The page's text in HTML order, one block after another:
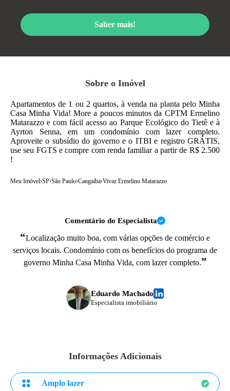
Sobre o Imóvel
Apartamentos de 1 ou 2 quartos, à venda na planta pelo Minha
Casa Minha Vida! More a poucos minutos da CPTM Ermelino
Matarazzo e com fácil acesso ao Parque Ecológico do Tietê e à
Ayrton Senna, em um condomínio com lazer completo.
Aproveite o subsídio do governo e o ITBI e registro GRÁTIS,
use seu FGTS e compre com renda familiar a partir de R$ 2.500
!
Meu Imóvel›SP›São Paulo›Cangaíba›Vivaz Ermelino Matarazzo
Saber mais!
Comentário do Especialista
“Localização muito boa, com várias opções de comércio e
serviços locais. Condomínio com os benefícios do programa de
governo Minha Casa Minha Vida, com lazer completo.”
Eduardo Machado
Especialista imobiliário
Informações Adicionais
Amplo lazer